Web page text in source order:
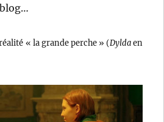
« la grande perche » (Dyldaen